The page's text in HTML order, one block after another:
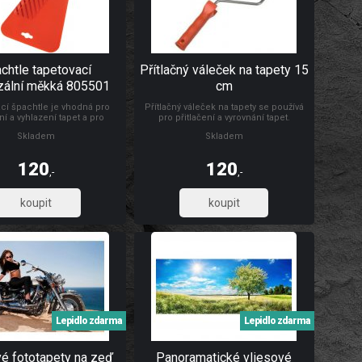
tapetovací
měkká 805501
špachtle je vhodná pro
a vyhlazení tapet a pro
pro odříznutí tapet ve
Skladem
120 ,-
99,17
Přítlačný váleček na tapety 15
cm
Přítlačný váleček na tapety se používá
pro přitlačení a vyrovnání tapet.
je vyroben z PUR pěny, umělohmotný
Skladem
120 ,-
99,17
fototapety na zeď
Lepidlo zdarma
Panoramatické vliesové
Lepidlo zdarma